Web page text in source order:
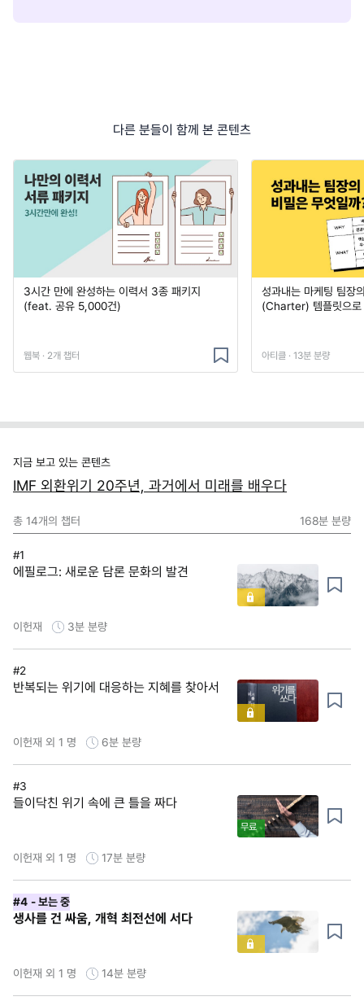
다른 분들이 함께 본 콘텐츠
3시간 만에 완성하는 이력서 3종 패키지
(feat. 공유 5,000건)
웹북 · 2개 챕터
성과내는 마케팅 팀장
(Charter) 템플릿으로
아티클 · 13분 분량
지금 보고 있는 콘텐츠
IMF 외환위기 20주년, 과거에서 미래를 배우다
총 14개의 챕터 168분 분량
#1
에필로그: 새로운 담론 문화의 발견
이헌재 3분 분량
#2
반복되는 위기에 대응하는 지혜를 찾아서
이헌재 외 1 명 6분 분량
#3
들이닥친 위기 속에 큰 틀을 짜다
무료
이헌재 외 1 명 17분 분량
#4 - 보는 중
생사를 건 싸움, 개혁 최전선에 서다
이헌재 외 1 명 14분 분량